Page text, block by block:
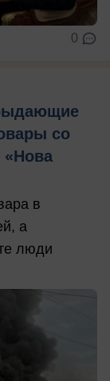
0
со
«Нова
в
а
люди